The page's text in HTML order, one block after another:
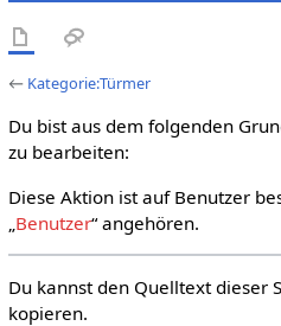
← Kategorie:Türmer
Du bist aus dem folgenden
zu bearbeiten:
Diese Aktion ist auf Benutzer
Benutzer“ angehören.
Du kannst den Quelltext dieser
kopieren.